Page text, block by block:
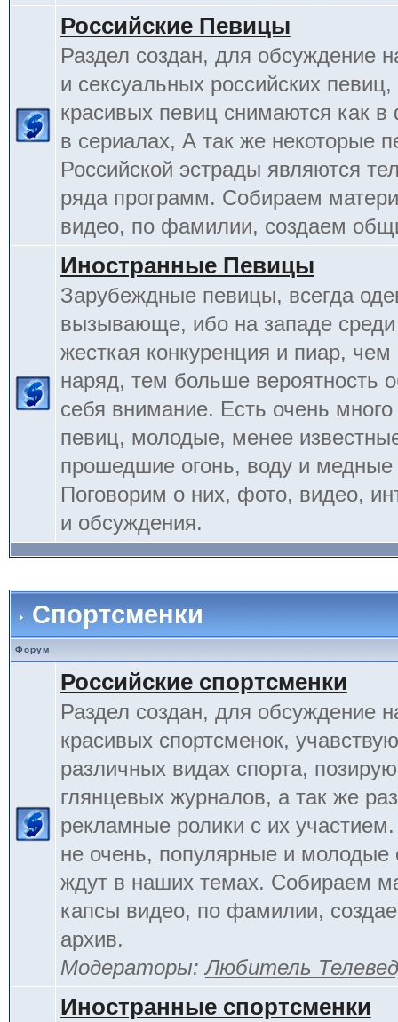
Российские Певицы
Раздел создан, для обсуждение
и сексуальных российских
красивых певиц снимаются как
в сериалах, А так же некоторые
Российской эстрады являются
ряда программ. Собираем
видео, по фамилии, создаем
Иностранные Певицы
Зарубеждные певицы, всегда
вызывающе, ибо на западе среди
жесткая конкуренция и пиар, чем
наряд, тем больше вероятность
себя внимание. Есть очень
певиц, молодые, менее
прошедшие огонь, воду и медные
Поговорим о них, фото, видео,
и обсуждения.
Спортсменки
Форум
Российские спортсменки
Раздел создан, для обсуждение
красивых спортсменок,
различных видах спорта,
глянцевых журналов, а так же
рекламные ролики с их
не очень, популярные и молодые
ждут в наших темах. Собираем
капсы видео, по фамилии,
архив.
Модераторы:Любитель
Иностранные спортсменки